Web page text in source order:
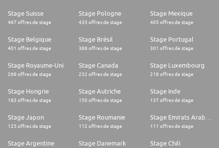
Stage Suisse
467 offres de stage
Stage Pologne
435 offres de stage
Stage Mexique
405 offres de stage
Stage Belgique
401 offres de stage
Stage Brésil
388 offres de stage
Stage Portugal
301 offres de stage
Stage Royaume-Uni
269 offres de stage
Stage Canada
232 offres de stage
Stage Luxembourg
218 offres de stage
Stage Hongrie
183 offres de stage
Stage Autriche
150 offres de stage
Stage Inde
137 offres de stage
Stage Japon
125 offres de stage
Stage Roumanie
112 offres de stage 111 offres de stage
Stage Argentine Stage Danemark Stage Chili